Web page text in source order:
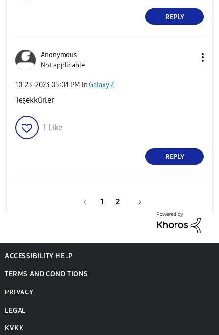
REPLY
Anonymous
Not applicable
‎10-23-2023 05:04 PM in Galaxy Z
Teşekkürler
1 Like
REPLY
1 2
ACCESSIBILITY HELP
TERMS AND CONDITIONS
PRIVACY
LEGAL
KVKK